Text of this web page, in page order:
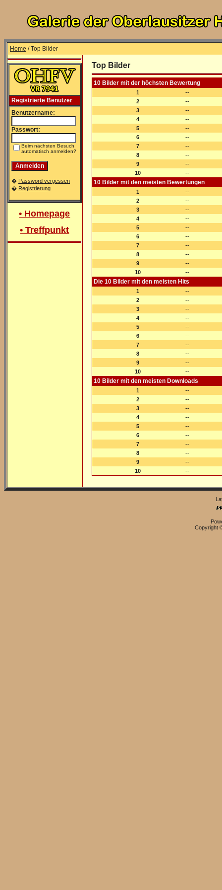
Home / Top Bilder
Registrierte Benutzer
Benutzername:
Passwort:
Beim nächsten Besuch
automatisch anmelden?
� Password vergessen
� Registrierung
• Homepage
• Treffpunkt
Top Bilder
10 Bilder mit der höchsten Bewertung
1
--
2
--
3
--
4
--
5
--
6
--
7
--
8
--
9
--
10
--
10 Bilder mit den meisten Bewertungen
1
--
2
--
3
--
4
--
5
--
6
--
7
--
8
--
9
--
10
--
Die 10 Bilder mit den meisten Hits
1
--
2
--
3
--
4
--
5
--
6
--
7
--
8
--
9
--
10
--
10 Bilder mit den meisten Downloads
1
--
2
--
3
--
4
--
5
--
6
--
7
--
8
--
9
--
10
--
Copyright